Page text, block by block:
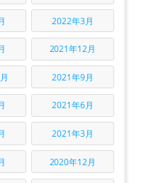
2022年3月
2021年12月
2021年9月
2021年6月
2021年3月
2020年12月